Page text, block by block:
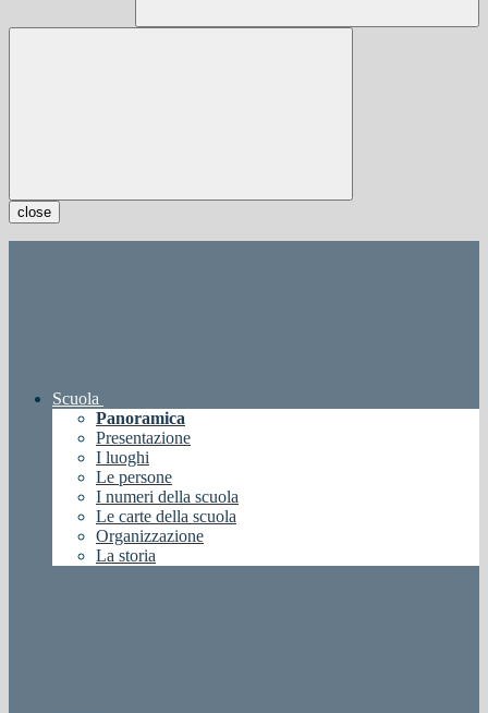
close
Scuola
Panoramica
Presentazione
I luoghi
Le persone
I numeri della scuola
Le carte della scuola
Organizzazione
La storia